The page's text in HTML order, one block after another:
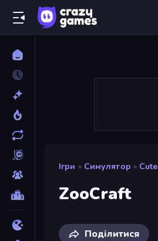
Ігри » Симулятор » Cute
ZooCraft
Поділитися